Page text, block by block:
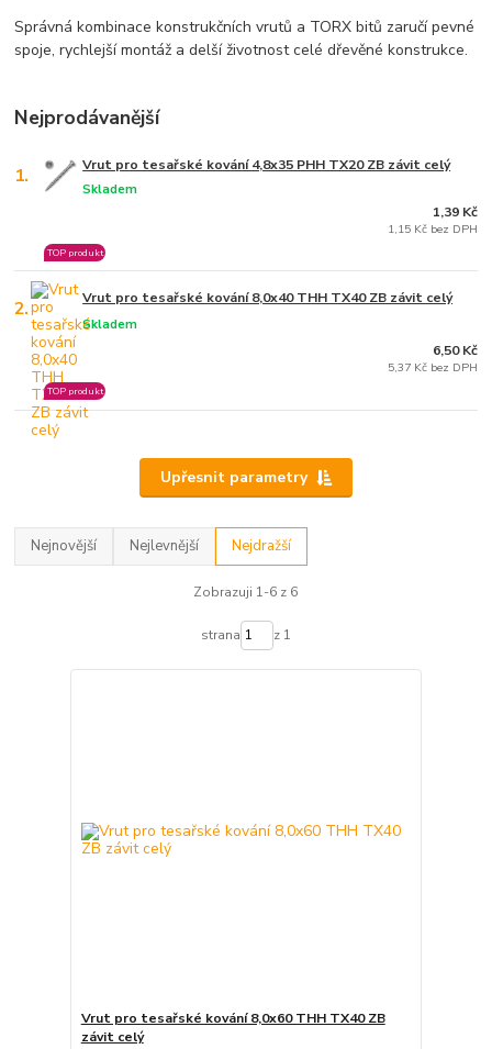
Správná kombinace konstrukčních vrutů a TORX bitů zaručí pevné
spoje, rychlejší montáž a delší životnost celé dřevěné konstrukce.
Nejprodávanější
1. Vrut pro tesařské kování 4,8x35 PHH TX20 ZB závit celý
Skladem
TOP produkt
1,39 Kč
1,15 Kč bez DPH
2. Vrut pro tesařské kování 8,0x40 THH TX40 ZB závit celý
Skladem
TOP produkt
6,50 Kč
5,37 Kč bez DPH
Upřesnit parametry
Nejnovější Nejlevnější Nejdražší
Zobrazuji 1-6 z 6
strana z 1
Vrut pro tesařské kování 8,0x60 THH TX40 ZB
závit celý